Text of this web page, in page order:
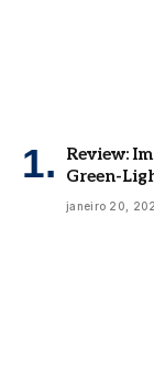
Review:
Green-
janeiro 20,